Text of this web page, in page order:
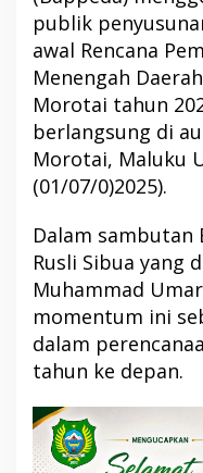
publik
awal Rencana
Menengah
Morotai tahun
berlangsung di
Morotai, Maluku
(01/07/0)2025).
Dalam
Rusli Sibua yang
Muhammad
momentum ini
dalam
tahun ke depan.